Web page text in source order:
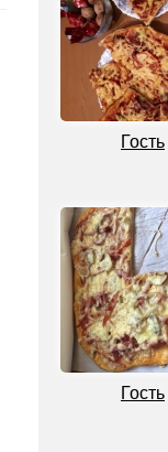
Гость
Гость